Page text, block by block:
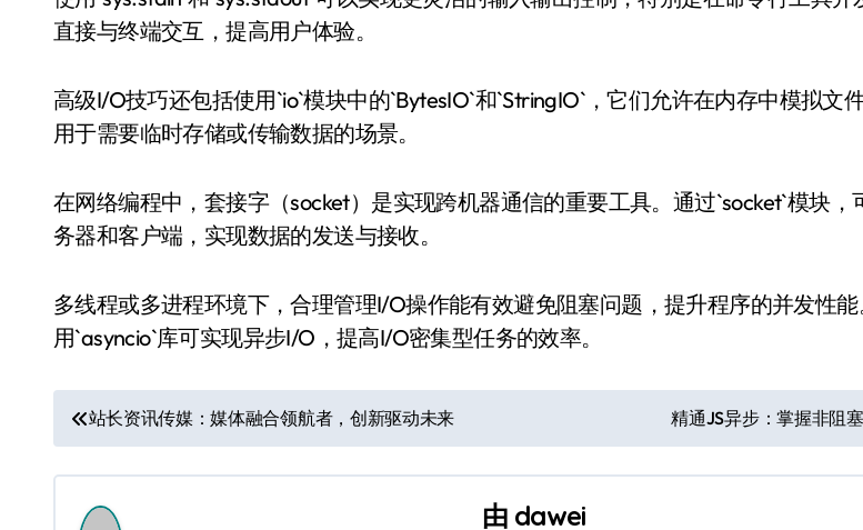
直接与终端交互，提高用户体验。
高级I/O技巧还包括使用`io`模块中的`BytesIO`和`StringIO`，它们允许在内存中模拟文
用于需要临时存储或传输数据的场景。
在网络编程中，套接字（socket）是实现跨机器通信的重要工具。通过`socket`模块，
务器和客户端，实现数据的发送与接收。
多线程或多进程环境下，合理管理I/O操作能有效避免阻塞问题，提升程序的并发性
用`asyncio`库可实现异步I/O，提高I/O密集型任务的效率。
文
章
导
站长资讯传媒：媒体融合领航者，创新驱动未来 精通JS异步：掌握非阻
由 dawei